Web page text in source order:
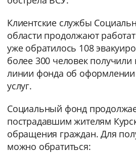
Клиентские службы
области продолжают
уже обратилось 108
более 300 человек
линии фонда об оформлении
услуг.
Социальный фонд
пострадавшим жителям
обращения граждан. Для
можно обратиться: